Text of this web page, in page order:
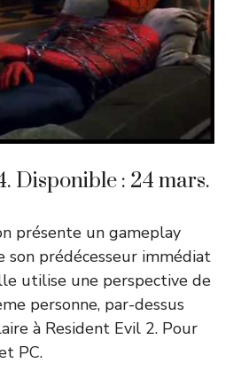
Disponible : 24 mars.
présente un gameplay
son prédécesseur immédiat
utilise une perspective de
personne, par-dessus
à Resident Evil 2. Pour
PC.